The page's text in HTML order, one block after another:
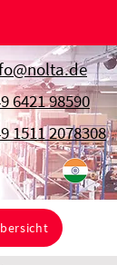
6421 98590
1511 2078308